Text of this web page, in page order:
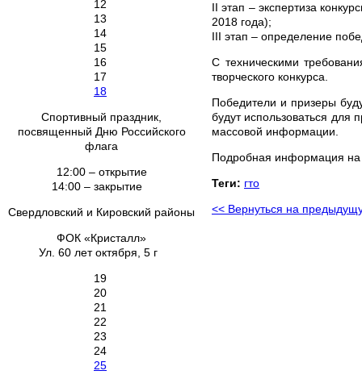
12
13
14
15
16
17
18
Спортивный праздник,
посвященный Дню Российского
флага
12:00 – открытие
14:00 – закрытие
Свердловский и Кировский районы
ФОК «Кристалл»
Ул. 60 лет октября, 5 г
19
20
21
22
23
24
25
II этап – экспертиза
2018 года);
III этап – определение
С техническими
творческого конкурса.
Победители и призеры
будут использоваться для
массовой информации.
Подробная информация на
Теги: гто
<< Вернуться на